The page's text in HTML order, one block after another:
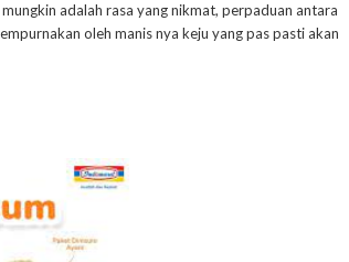
adalah rasa yang nikmat, perpaduan antara
oleh manis nya keju yang pas pasti akan